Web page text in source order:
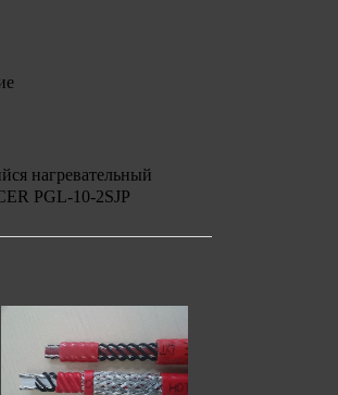
нагревательный
PGL-10-2SJP